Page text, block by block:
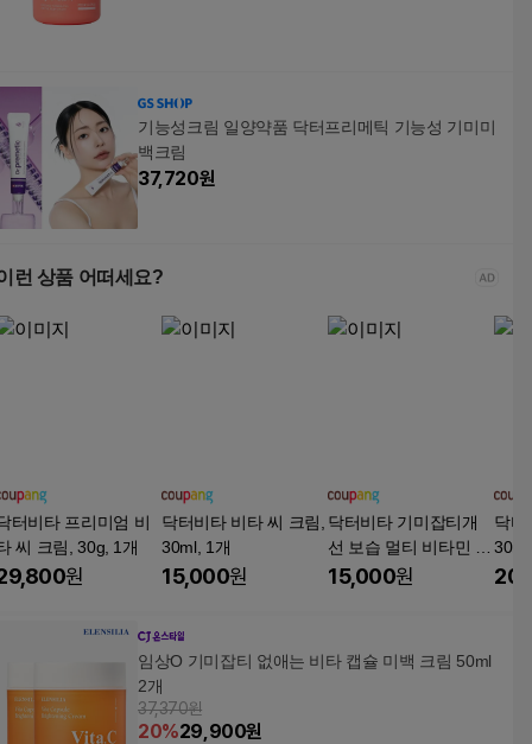
기능성크림 일양약품 닥터프리메틱 기능성 기미미
백크림
37,720원
런 상품 어떠세요?
터비타 프리미엄 비
씨 크림, 30g, 1개
원
닥터비타 비타 씨 크림,
30ml, 1개
15,000원
닥터비타 기미잡티개
선 보습 멀티 비타민 안
개분사 미백 미스트
15,000원
닥터
임상O 기미잡티 없애는 비타 캡슐 미백 크림 50ml
2개
37,370원
20%29,900원